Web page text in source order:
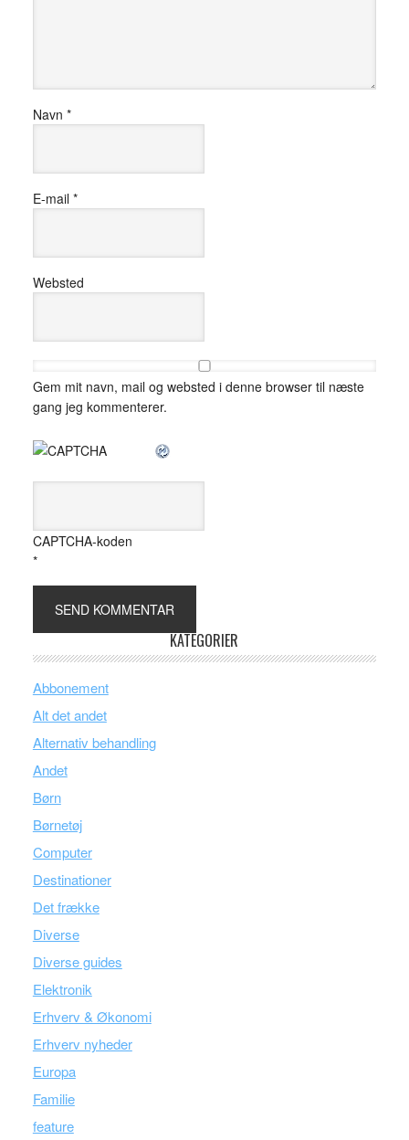
Navn *
E-mail *
Websted
Gem mit navn, mail og websted i denne browser til næste
gang jeg kommenterer.
CAPTCHA-koden
*
KATEGORIER
Abbonement
Alt det andet
Alternativ behandling
Andet
Børn
Børnetøj
Computer
Destinationer
Det frække
Diverse
Diverse guides
Elektronik
Erhverv & Økonomi
Erhverv nyheder
Europa
Familie
feature